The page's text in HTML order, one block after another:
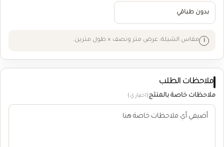
بدون طباقي
مقاس الشيلة: عرض متر ونصف × طول مترين.
ملاحظات الطلب
ملاحظات خاصة بالمنتج(اختياري)